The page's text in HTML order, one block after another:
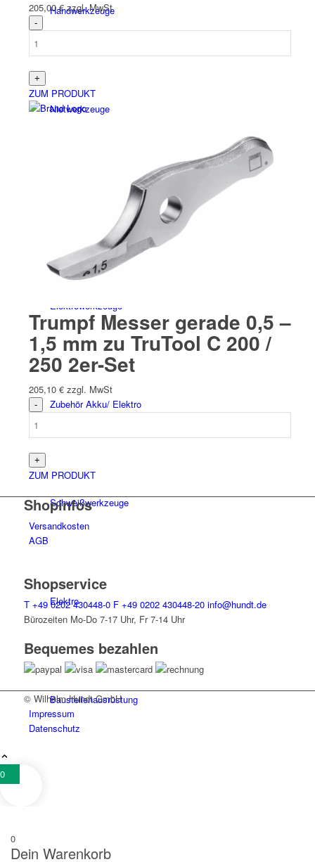
Hand­werk­zeuge
Niet­werk­zeuge
Elektro­werk­zeuge
Zubehör Akku/ Elektro
Schweiß­werk­zeuge
Elektro
Bau­stellen­aus­rüstung
205,00€ zzgl. MwSt
ZUM PRODUKT
Trumpf Messer gerade 0,5 –
1,5 mm zu TruTool C 200 /
250 2er-Set
205,10 € zzgl. MwSt
ZUM PRODUKT
Shopinfos
Versandkosten
AGB
Shopservice
T +49 0202 430448-0 F +49 0202 430448-20 info@hundt.de
Bürozeiten Mo-Do 7-17 Uhr, Fr 7-14 Uhr
Bequemes bezahlen
© Wilhelm Hundt GmbH
Impressum
Datenschutz
0
0
Dein Warenkorb